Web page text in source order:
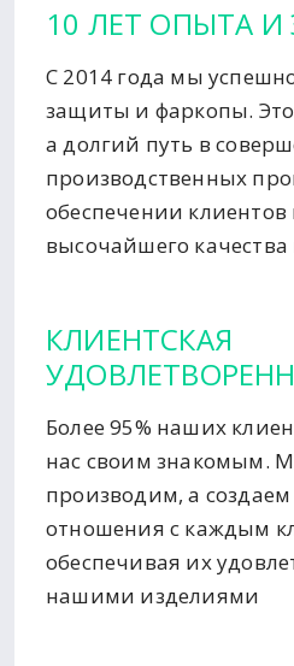
10 ЛЕТ ОПЫТА И
С 2014 года мы
защиты и фаркопы.
а долгий путь в
производственных
обеспечении
высочайшего
КЛИЕНТСКАЯ
Более 95% наших
нас своим знакомым.
производим, а
отношения с каждым
обеспечивая их
нашими изделиями